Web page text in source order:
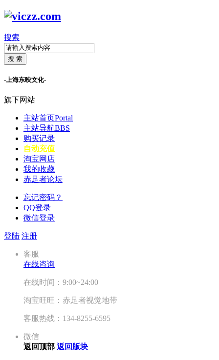
搜索
搜 索
-上海东映文化-
旗下网站
主站首页Portal
主站导航BBS
购买记录
自动充值
淘宝网店
我的收藏
赤足者论坛
忘记密码？
QQ登录
微信登录
登陆 注册
客服
在线咨询
在线时间：9:00~24:00
淘宝旺旺：赤足者视觉地带
客服热线：134-8255-6595
微信
返回顶部 返回版块